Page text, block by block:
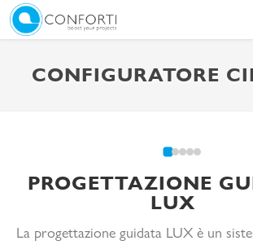
CONFIGURATORE
PROGETTAZIONE
LUX
La progettazione guidata LUX è un